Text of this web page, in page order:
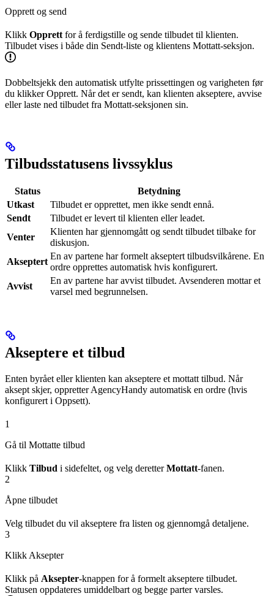
Opprett og send
Klikk Opprett for å ferdigstille og sende tilbudet til klienten.
Tilbudet vises i både din Sendt-liste og klientens Mottatt-seksjon.
Dobbeltsjekk den automatisk utfylte prissettingen og varigheten før
du klikker Opprett. Når det er sendt, kan klienten akseptere, avvise
eller laste ned tilbudet fra Mottatt-seksjonen sin.
Tilbudsstatusens livssyklus
Status
Betydning
Utkast
Tilbudet er opprettet, men ikke sendt ennå.
Sendt
Tilbudet er levert til klienten eller leadet.
Venter
Klienten har gjennomgått og sendt tilbudet tilbake for
diskusjon.
Akseptert
En av partene har formelt akseptert tilbudsvilkårene. En
ordre opprettes automatisk hvis konfigurert.
Avvist
En av partene har avvist tilbudet. Avsenderen mottar et
varsel med begrunnelsen.
Akseptere et tilbud
Enten byrået eller klienten kan akseptere et mottatt tilbud. Når
aksept skjer, oppretter AgencyHandy automatisk en ordre (hvis
konfigurert i Oppsett).
1
Gå til Mottatte tilbud
Klikk Tilbud i sidefeltet, og velg deretterMottatt-fanen.
2
Åpne tilbudet
Velg tilbudet du vil akseptere fra listen og gjennomgå detaljene.
3
Klikk Aksepter
Klikk på Aksepter-knappen for å formelt akseptere tilbudet.
Statusen oppdateres umiddelbart og begge parter varsles.